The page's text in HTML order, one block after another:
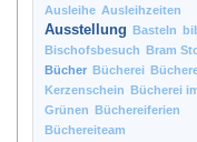
Ausleihe Ausleihzeiten
Ausstellung Basteln
Bischofsbesuch Bram
Bücher Bücherei
Kerzenschein Bücherei
Grünen Büchereiferien
Büchereiteam